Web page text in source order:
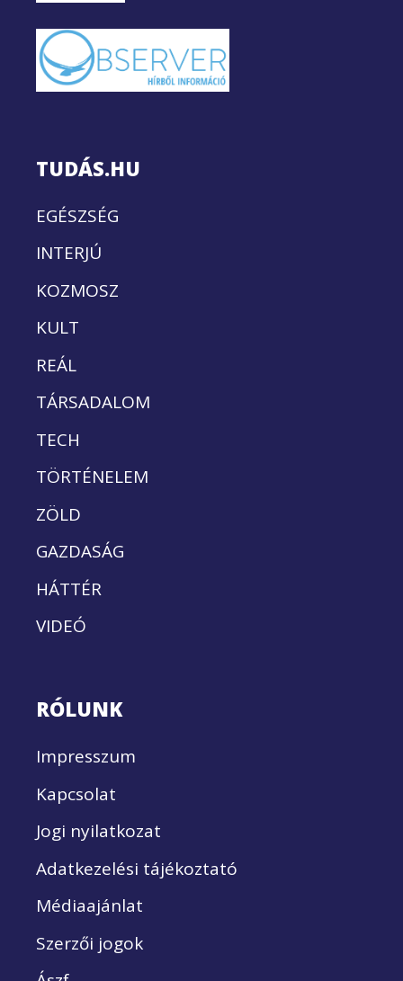
TUDÁS.HU
EGÉSZSÉG
INTERJÚ
KOZMOSZ
KULT
REÁL
TÁRSADALOM
TECH
TÖRTÉNELEM
ZÖLD
GAZDASÁG
HÁTTÉR
VIDEÓ
RÓLUNK
Impresszum
Kapcsolat
Jogi nyilatkozat
Adatkezelési tájékoztató
Médiaajánlat
Szerzői jogok